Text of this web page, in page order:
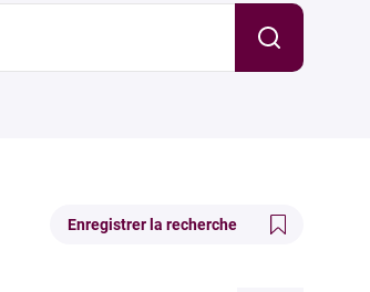
Enregistrer la recherche